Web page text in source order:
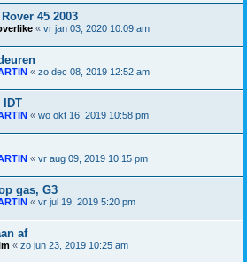
45 2003
« vr jan 03, 2020 10:09 am
« zo dec 08, 2019 12:52 am
IDT
« wo okt 16, 2019 10:58 pm
« vr aug 09, 2019 10:15 pm
gas, G3
« vr jul 19, 2019 5:20 pm
af
« zo jun 23, 2019 10:25 am